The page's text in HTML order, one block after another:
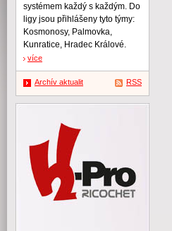
systémem každý s každým. Do
ligy jsou přihlášeny tyto týmy:
Kosmonosy, Palmovka,
Kunratice, Hradec Králové.
více
Archív aktualit RSS